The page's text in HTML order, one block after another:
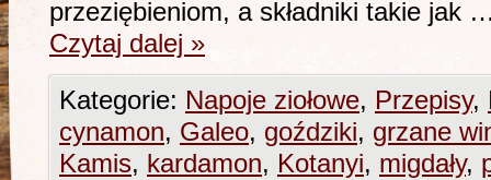
przeziębieniom, a składniki takie jak
Czytaj dalej »
Kategorie: Napoje ziołowe, Przepisy,
cynamon, Galeo, goździki, grzane
Kamis, kardamon, Kotanyi, migdały,